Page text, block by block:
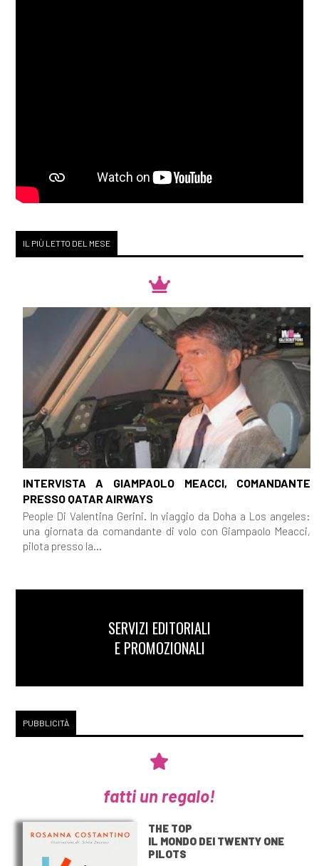
IL PIÙ LETTO DEL MESE
INTERVISTA A GIAMPAOLO MEACCI, COMANDANTE
PRESSO QATAR AIRWAYS
People Di Valentina Gerini. In viaggio da Doha a Los angeles:
una giornata da comandante di volo con Giampaolo Meacci,
pilota presso la...
SERVIZI EDITORIALI
E PROMOZIONALI
PUBBLICITÀ
fatti un regalo!
THE TOP
IL MONDO DEI TWENTY ONE
PILOTS